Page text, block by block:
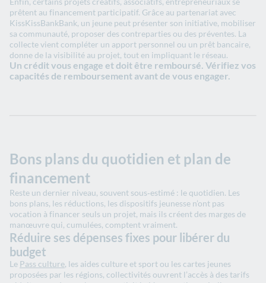
prêtent au financement participatif. Grâce au partenariat avec
KissKissBankBank, un jeune peut présenter son initiative, mobiliser
sa communauté, proposer des contreparties ou des préventes. La
collecte vient compléter un apport personnel ou un prêt bancaire,
donne de la visibilité au projet, tout en impliquant le réseau.
Un crédit vous engage et doit être remboursé. Vérifiez vos
capacités de remboursement avant de vous engager.
Bons plans du quotidien et plan de
financement
Reste un dernier niveau, souvent sous‑estimé : le quotidien. Les
bons plans, les réductions, les dispositifs jeunesse n’ont pas
vocation à financer seuls un projet, mais ils créent des marges de
manœuvre qui, cumulées, comptent vraiment.
Réduire ses dépenses fixes pour libérer du
budget
Le Pass culture, les aides culture et sport ou les cartes jeunes
proposées par les régions, collectivités ouvrent l’accès à des tarifs